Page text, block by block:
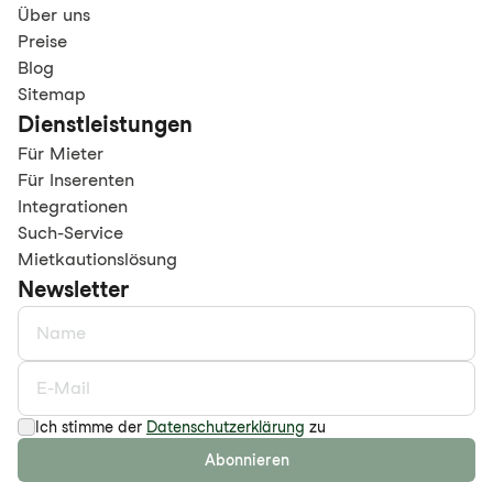
Über uns
Preise
Blog
Sitemap
Dienstleistungen
Für Mieter
Für Inserenten
Integrationen
Such-Service
Mietkautionslösung
Newsletter
Ich stimme der Datenschutzerklärung zu
Abonnieren